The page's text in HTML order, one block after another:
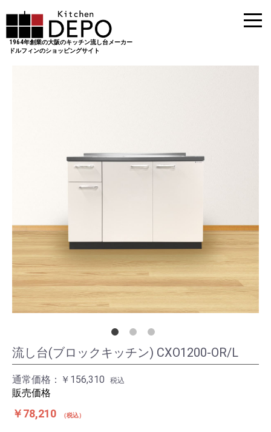
1964年創業の大阪のキッチン流し台メーカー
ドルフィンのショッピングサイト
流し台(ブロックキッチン) CXO1200-OR/L
通常価格： ￥156,310 税込
販売価格
￥78,210 税込